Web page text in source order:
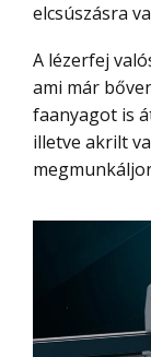
elcsúszásra
A lézerfej valós optikai teljesítmény 44-48W körüli,
ami már
faanyagot is
illetve akrilt